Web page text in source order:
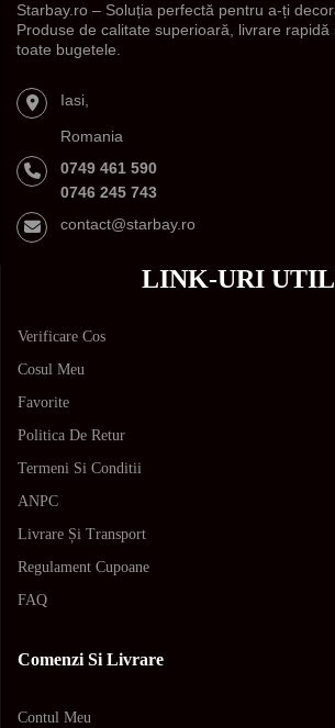
Starbay.ro – Soluția perfectă pentru a-ți
Produse de calitate superioară, livrare rapidă
toate bugetele.
Iasi,
Romania
0749 461 590
0746 245 743
contact@starbay.ro
LINK-URI
Verificare Cos
Cosul Meu
Favorite
Politica De Retur
Termeni Si Conditii
ANPC
Livrare Și Transport
Regulament Cupoane
FAQ
Comenzi Si Livrare
Contul Meu